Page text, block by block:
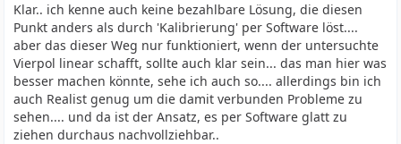
Klar.. ich kenne auch keine bezahlbare Lösung, die diesen
Punkt anders als durch 'Kalibrierung' per Software löst....
aber das dieser Weg nur funktioniert, wenn der untersuchte
Vierpol linear schafft, sollte auch klar sein... das man hier was
besser machen könnte, sehe ich auch so.... allerdings bin ich
auch Realist genug um die damit verbunden Probleme zu
sehen.... und da ist der Ansatz, es per Software glatt zu
ziehen durchaus nachvollziehbar..